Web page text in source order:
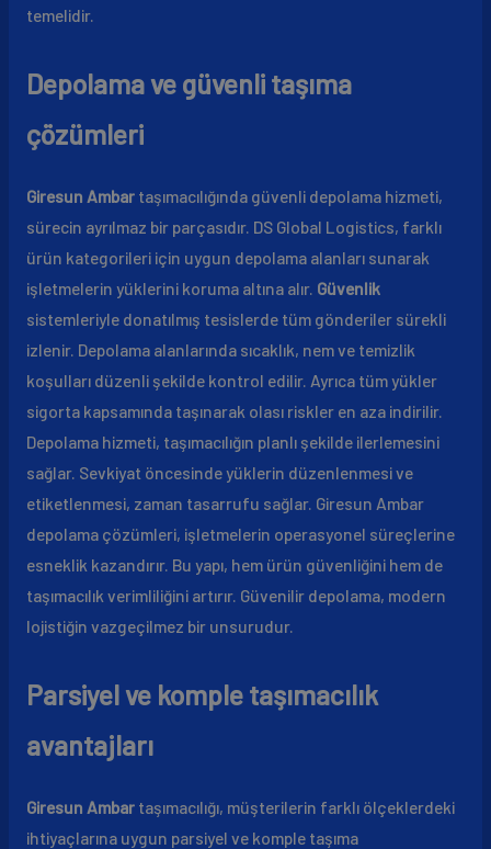
temelidir.
Depolama ve güvenli taşıma
çözümleri
Giresun Ambartaşımacılığında güvenli depolama hizmeti,
sürecin ayrılmaz bir parçasıdır. DS Global Logistics, farklı
ürün kategorileri için uygun depolama alanları sunarak
işletmelerin yüklerini koruma altına alır. Güvenlik
sistemleriyle donatılmış tesislerde tüm gönderiler sürekli
izlenir. Depolama alanlarında sıcaklık, nem ve temizlik
koşulları düzenli şekilde kontrol edilir. Ayrıca tüm yükler
sigorta kapsamında taşınarak olası riskler en aza indirilir.
Depolama hizmeti, taşımacılığın planlı şekilde ilerlemesini
sağlar. Sevkiyat öncesinde yüklerin düzenlenmesi ve
etiketlenmesi, zaman tasarrufu sağlar. Giresun Ambar
depolama çözümleri, işletmelerin operasyonel süreçlerine
esneklik kazandırır. Bu yapı, hem ürün güvenliğini hem de
taşımacılık verimliliğini artırır. Güvenilir depolama, modern
lojistiğin vazgeçilmez bir unsurudur.
Parsiyel ve komple taşımacılık
avantajları
Giresun Ambartaşımacılığı, müşterilerin farklı ölçeklerdeki
ihtiyaçlarına uygun parsiyel ve komple taşıma